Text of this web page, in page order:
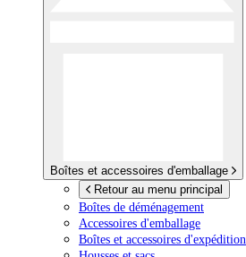
Boîtes et accessoires d'emballage
Retour au menu principal
Boîtes de déménagement
Accessoires d'emballage
Boîtes et accessoires d'expédition